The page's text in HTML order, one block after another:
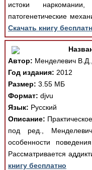
истоки
патогенетические
Скачать книгу
Автор: Менделевич
Год издания: 2012
Размер: 3.55 МБ
Формат: djvu
Язык: Русский
Описание:
под ред.,
особенности
Рассматривается
книгу бесплатно